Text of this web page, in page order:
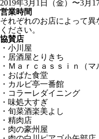
2019年3月1日（金）〜3月
営業時間
それぞれのお店によって
ください。
協賛店
・小川屋
・居酒屋とりきち
・Ｍａｒｃａｓｓｉｎ（マ
・おばた食堂
・カルビ亭一番館
・コラーレダイニング
・味処大すぎ
・旬菜酒楽美よし
・精肉店
・肉の豪州屋